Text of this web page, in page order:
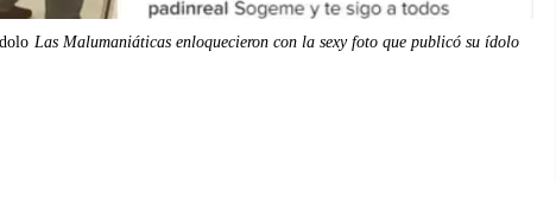
Las Malumaniáticas enloquecieron con la sexy foto que publicó su ídolo